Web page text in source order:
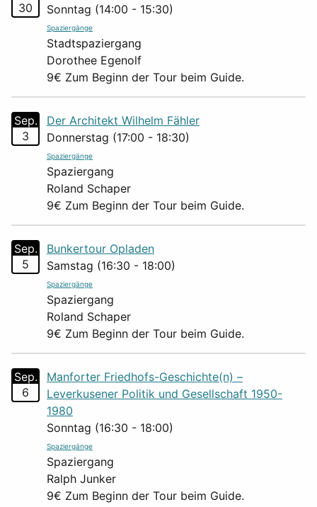
30
Sonntag (14:00 - 15:30)
Spaziergänge
Stadtspaziergang
Dorothee Egenolf
9€ Zum Beginn der Tour beim Guide.
Sep.
3
Der Architekt Wilhelm Fähler
Donnerstag (17:00 - 18:30)
Spaziergänge
Spaziergang
Roland Schaper
9€ Zum Beginn der Tour beim Guide.
Sep.
5
Bunkertour Opladen
Samstag (16:30 - 18:00)
Spaziergänge
Spaziergang
Roland Schaper
9€ Zum Beginn der Tour beim Guide.
Sep.
6
Manforter Friedhofs-Geschichte(n) –
Leverkusener Politik und Gesellschaft 1950-
1980
Sonntag (16:30 - 18:00)
Spaziergänge
Spaziergang
Ralph Junker
9€ Zum Beginn der Tour beim Guide.